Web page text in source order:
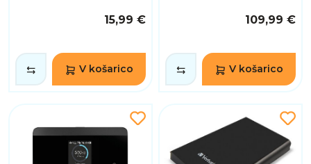
15,99 €
V košarico
109,99 €
V košarico